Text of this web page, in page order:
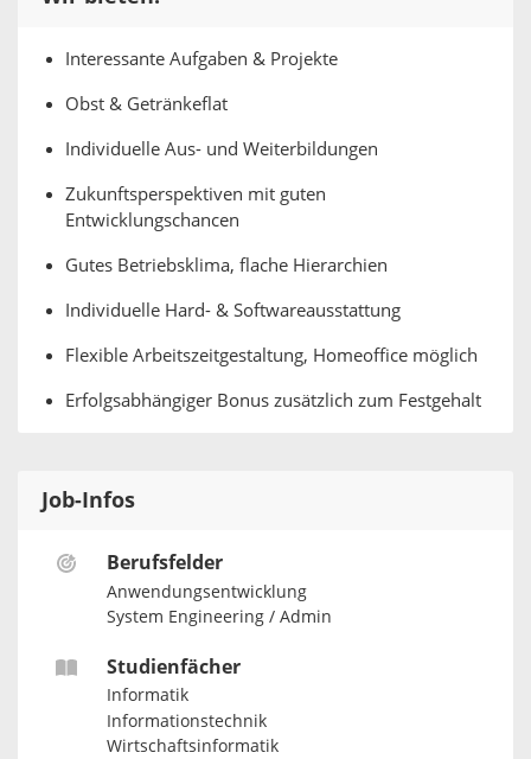
Interessante Aufgaben & Projekte
Obst & Getränkeflat
Individuelle Aus- und Weiterbildungen
Zukunftsperspektiven mit guten
Entwicklungschancen
Gutes Betriebsklima, flache Hierarchien
Individuelle Hard- & Softwareausstattung
Flexible Arbeitszeitgestaltung, Homeoffice möglich
Erfolgsabhängiger Bonus zusätzlich zum Festgehalt
Job-Infos
Berufsfelder
Anwendungsentwicklung
System Engineering / Admin
Studienfächer
Informatik
Informationstechnik
Wirtschaftsinformatik